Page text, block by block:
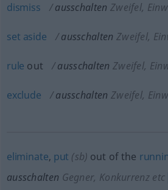
dismiss ausschalten Zweifel,
set aside ausschalten Zweifel,
rule out ausschalten Zweifel,
exclude ausschalten Zweifel,
eliminate, put (sb) out of the
ausschalten Gegner, Konkurrenz etc